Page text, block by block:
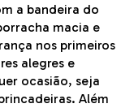
a bandeira do
macia e
nos primeiros
alegres e
ocasião, seja
Além